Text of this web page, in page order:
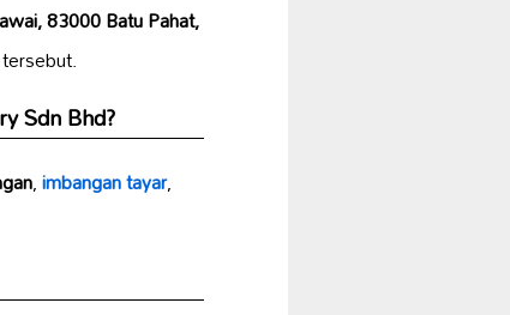
83000 Batu Pahat,
Sdn Bhd?
,imbangan tayar,